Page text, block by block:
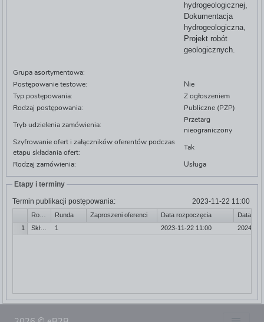
hydrogeologicznej,
Dokumentacja
hydrogeologiczna,
Projekt robót
geologicznych.
Grupa asortymentowa:
Postępowanie testowe:
Nie
Typ postępowania:
Z ogłoszeniem
Rodzaj postępowania:
Publiczne (PZP)
Tryb udzielenia zamówienia:
Przetarg
nieograniczony
Szyfrowanie ofert i załączników oferentów podczas
etapu składania ofert:
Tak
Rodzaj zamówienia:
Usługa
Etapy i terminy
Termin publikacji postępowania: 2023-11-22 11:00
Rodzaj etapu
Runda Zaproszeni oferenci Data rozpoczęcia
Data
1
Składanie ofert
1 2023-11-22 11:00 2024-